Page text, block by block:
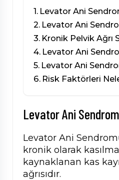
Levator Ani
Levator Ani
Kronik Pelvik Ağrı
Levator Ani
Levator Ani
Risk Faktörleri
Levator Ani
Levator Ani
kronik olarak
kaynaklanan kas
ağrısıdır.